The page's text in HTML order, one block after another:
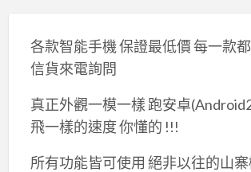
各款智能手機 保證最低價 每一款
信貨來電詢問
真正外觀一模一樣 跑安卓
飛一樣的速度 你懂的 !!!
所有功能皆可使用 絕非以往的山寨